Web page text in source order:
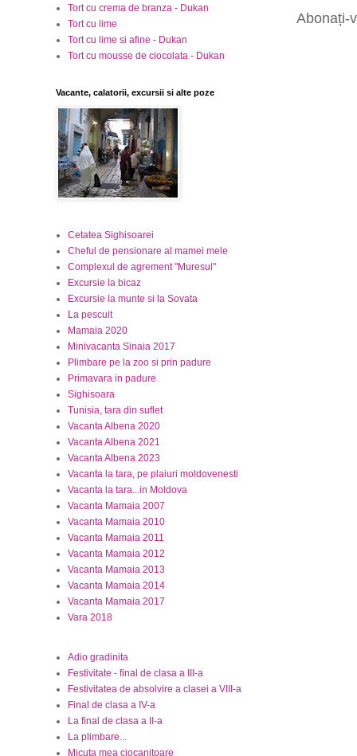
Abonați-
Tort cu crema de branza - Dukan
Tort cu lime
Tort cu lime si afine - Dukan
Tort cu mousse de ciocolata - Dukan
Vacante, calatorii, excursii si alte poze
Cetatea Sighisoarei
Cheful de pensionare al mamei mele
Complexul de agrement "Muresul"
Excursie la bicaz
Excursie la munte si la Sovata
La pescuit
Mamaia 2020
Minivacanta Sinaia 2017
Plimbare pe la zoo si prin padure
Primavara in padure
Sighisoara
Tunisia, tara din suflet
Vacanta Albena 2020
Vacanta Albena 2021
Vacanta Albena 2023
Vacanta la tara, pe plaiuri moldovenesti
Vacanta la tara...in Moldova
Vacanta Mamaia 2007
Vacanta Mamaia 2010
Vacanta Mamaia 2011
Vacanta Mamaia 2012
Vacanta Mamaia 2013
Vacanta Mamaia 2014
Vacanta Mamaia 2017
Vara 2018
Adio gradinita
Festivitate - final de clasa a III-a
Festivitatea de absolvire a clasei a VIII-a
Final de clasa a IV-a
La final de clasa a II-a
La plimbare...
Micuta mea ciocanitoare